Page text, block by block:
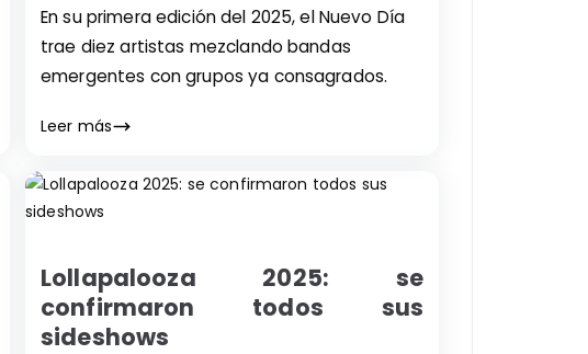
En su primera edición del 2025, el Nuevo Día
trae diez artistas mezclando bandas
emergentes con grupos ya consagrados.
Leer más
Lollapalooza 2025: se
confirmaron todos sus
sideshows